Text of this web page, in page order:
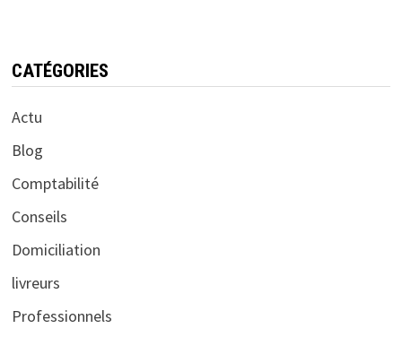
CATÉGORIES
Actu
Blog
Comptabilité
Conseils
Domiciliation
livreurs
Professionnels